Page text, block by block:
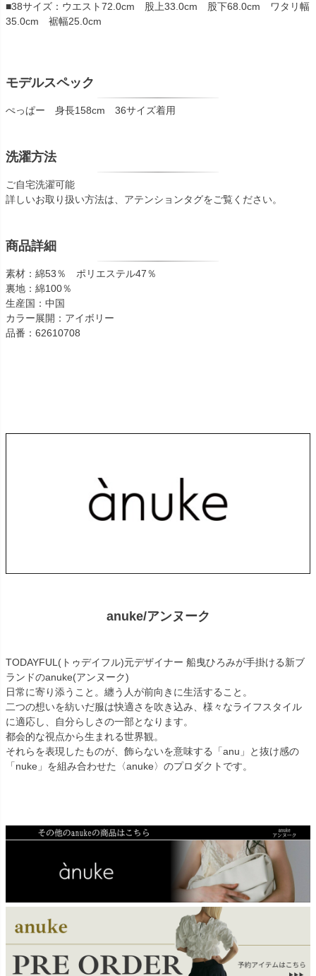
■38サイズ：ウエスト72.0cm 股上33.0cm 股下68.0cm ワタリ幅
35.0cm 裾幅25.0cm
モデルスペック
ぺっぱー 身長158cm 36サイズ着用
洗濯方法
ご自宅洗濯可能
詳しいお取り扱い方法は、アテンションタグをご覧ください。
商品詳細
素材：綿53％ ポリエステル47％
裏地：綿100％
生産国：中国
カラー展開：アイボリー
品番：62610708
anuke/アンヌーク
TODAYFUL(トゥデイフル)元デザイナー 船曳ひろみが手掛ける新ブ
ランドのanuke(アンヌーク)
日常に寄り添うこと。纏う人が前向きに生活すること。
二つの想いを紡いだ服は快適さを吹き込み、様々なライフスタイル
に適応し、自分らしさの一部となります。
都会的な視点から生まれる世界観。
それらを表現したものが、飾らないを意味する「anu」と抜け感の
「nuke」を組み合わせた〈anuke〉のプロダクトです。